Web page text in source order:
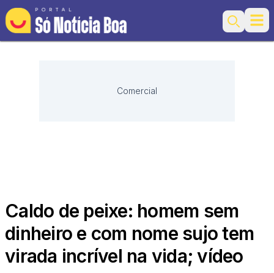
Search
Comercial
Caldo de peixe: homem sem
dinheiro e com nome sujo tem
virada incrível na vida; vídeo